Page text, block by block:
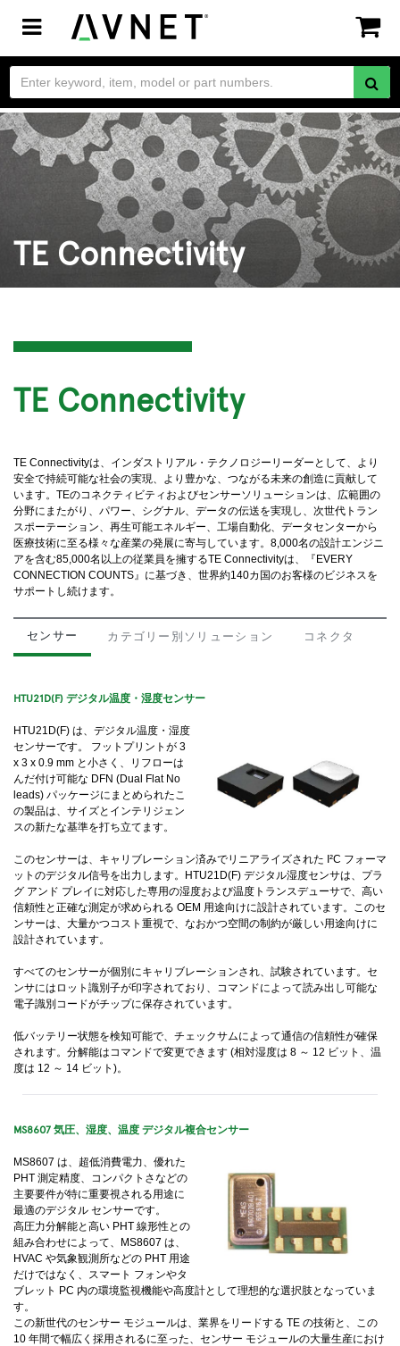
Toggle
navigation
TE Connectivity
TE Connectivity
TE Connectivityは、インダストリアル・テクノロジーリーダーとして、より
安全で持続可能な社会の実現、より豊かな、つながる未来の創造に貢献して
います。TEのコネクティビティおよびセンサーソリューションは、広範囲の
分野にまたがり、パワー、シグナル、データの伝送を実現し、次世代トラン
スポーテーション、再生可能エネルギー、工場自動化、データセンターから
医療技術に至る様々な産業の発展に寄与しています。8,000名の設計エンジニ
アを含む85,000名以上の従業員を擁するTE Connectivityは、『EVERY
CONNECTION COUNTS』に基づき、世界約140カ国のお客様のビジネスを
サポートし続けます。
センサー カテゴリー別ソリューション コネクタ
HTU21D(F) デジタル温度・湿度センサー
HTU21D(F) は、デジタル温度・湿度
センサーです。 フットプリントが 3
x 3 x 0.9 mm と小さく、リフローは
んだ付け可能な DFN (Dual Flat No
leads) パッケージにまとめられたこ
の製品は、サイズとインテリジェン
スの新たな基準を打ち立てます。
このセンサーは、キャリブレーション済みでリニアライズされた I²C フォーマ
ットのデジタル信号を出力します。HTU21D(F) デジタル湿度センサは、プラ
グ アンド プレイに対応した専用の湿度および温度トランスデューサで、高い
信頼性と正確な測定が求められる OEM 用途向けに設計されています。このセ
ンサーは、大量かつコスト重視で、なおかつ空間の制約が厳しい用途向けに
設計されています。
すべてのセンサーが個別にキャリブレーションされ、試験されています。セ
ンサにはロット識別子が印字されており、コマンドによって読み出し可能な
電子識別コードがチップに保存されています。
低バッテリー状態を検知可能で、チェックサムによって通信の信頼性が確保
されます。分解能はコマンドで変更できます (相対湿度は 8 ～ 12 ビット、温
度は 12 ～ 14 ビット)。
MS8607 気圧、湿度、温度 デジタル複合センサー
MS8607 は、超低消費電力、優れた
PHT 測定精度、コンパクトさなどの
主要要件が特に重要視される用途に
最適のデジタル センサーです。
高圧力分解能と高い PHT 線形性との
組み合わせによって、MS8607 は、
HVAC や気象観測所などの PHT 用途
だけではなく、スマート フォンやタ
ブレット PC 内の環境監視機能や高度計として理想的な選択肢となっていま
す。
この新世代のセンサー モジュールは、業界をリードする TE の技術と、この
10 年間で幅広く採用されるに至った、センサー モジュールの大量生産におけ